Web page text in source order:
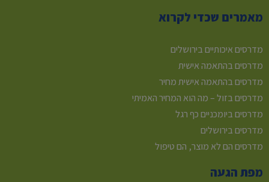
מאמרים שכדי לקרוא
מדרסים איכותיים בירושלים
מדרסים בהתאמה אישית
מדרסים בהתאמה אישית מחיר
מדרסים בזול – מה הוא המחיר האמיתי
מדרסים ביומכניים כף רגל
מדרסים בירושלים
מדרסים הם לא מוצר, הם טיפול
מפת הגעה